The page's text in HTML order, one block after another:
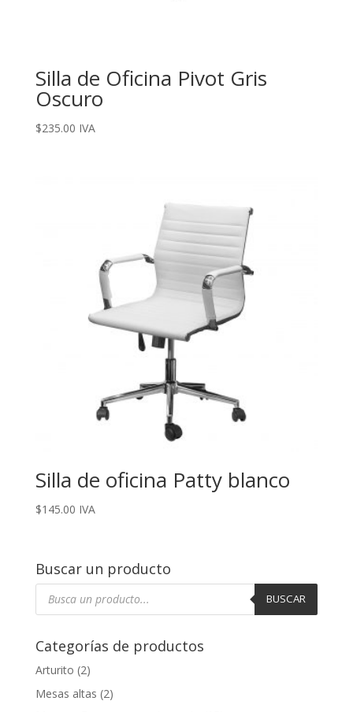
Silla de Oficina Pivot Gris
Oscuro
$235.00 IVA
Silla de oficina Patty blanco
$145.00 IVA
Buscar un producto
Búsqueda
BUSCAR
Categorías de productos
Arturito (2)
Mesas altas (2)